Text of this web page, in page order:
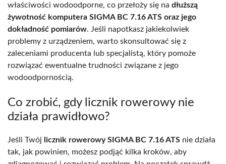
właściwości wodoodporne, co przełoży się na dłuższą
żywotność komputera SIGMA BC 7.16 ATS oraz jego
dokładność pomiarów. Jeśli napotkasz jakiekolwiek
problemy z urządzeniem, warto skonsultować się z
zaleceniami producenta lub specjalistą, który pomoże
rozwiązać ewentualne trudności związane z jego
wodoodpornością.
Co zrobić, gdy licznik rowerowy nie
działa prawidłowo?
Jeśli Twój licznik rowerowy SIGMA BC 7.16 ATS nie działa
tak, jak powinien, możesz podjąć kilka kroków, aby